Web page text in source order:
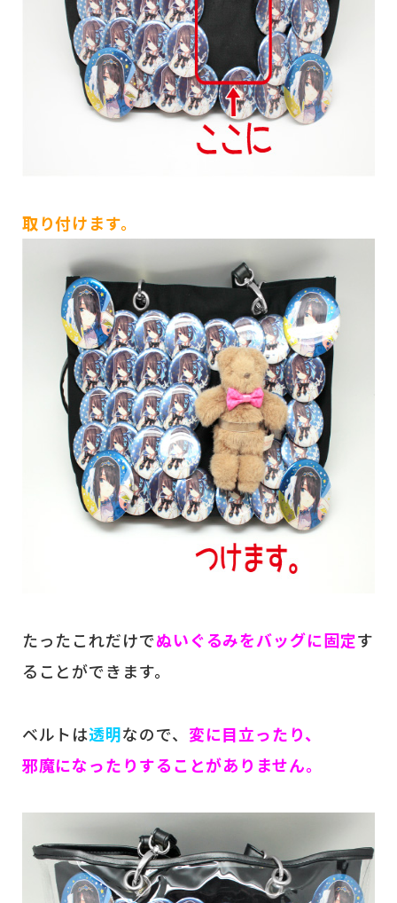
取り付けます。
たったこれだけでぬいぐるみをバッグに固定す
ることができます。
ベルトは透明なので、 変に目立ったり、
邪魔になったりすることがありません。